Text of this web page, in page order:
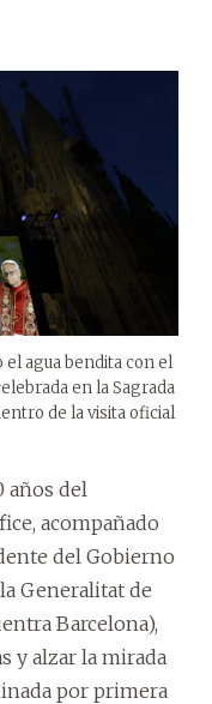
el agua bendita con el
en la Sagrada
de la visita oficial
años del
acompañado
del Gobierno
Generalitat de
Barcelona),
y alzar la mirada
por primera